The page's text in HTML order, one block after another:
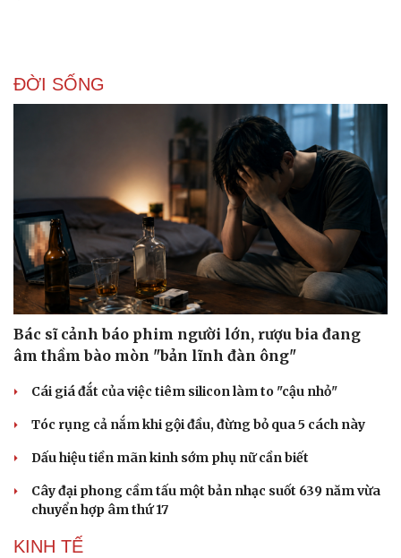
ĐỜI SỐNG
Bác sĩ cảnh báo phim người lớn, rượu bia đang
âm thầm bào mòn "bản lĩnh đàn ông"
Cái giá đắt của việc tiêm silicon làm to "cậu nhỏ"
Tóc rụng cả nắm khi gội đầu, đừng bỏ qua 5 cách này
Dấu hiệu tiền mãn kinh sớm phụ nữ cần biết
Cây đại phong cầm tấu một bản nhạc suốt 639 năm vừa
chuyển hợp âm thứ 17
KINH TẾ